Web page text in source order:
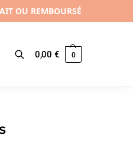
OU REMBOURSÉ
0,00€ 0